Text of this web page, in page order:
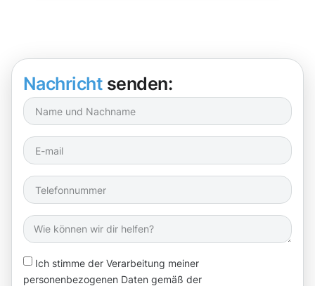
Nachricht senden:
Ich stimme der Verarbeitung meiner
personenbezogenen Daten gemäß der